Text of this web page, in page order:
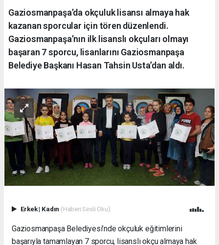
Gaziosmanpaşa’da okçuluk lisansı almaya hak
kazanan sporcular için tören düzenlendi.
Gaziosmanpaşa’nın ilk lisanslı okçuları olmayı
başaran 7 sporcu, lisanlarını Gaziosmanpaşa
Belediye Başkanı Hasan Tahsin Usta’dan aldı.
Erkek| Kadın (Haberi Sesli Oku)
Gaziosmanpaşa Belediyesi’nde okçuluk eğitimlerini
başarıyla tamamlayan 7 sporcu, lisanslı okçu almaya hak